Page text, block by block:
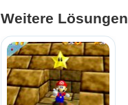
Weitere